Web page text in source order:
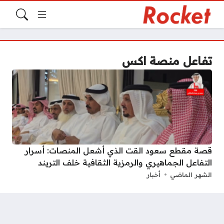
تفاعل منصة اكس
قصة مقطع سعود القت الذي أشعل المنصات: أسرار
التفاعل الجماهيري والرمزية الثقافية خلف التريند
الشهر الماضي أخبار